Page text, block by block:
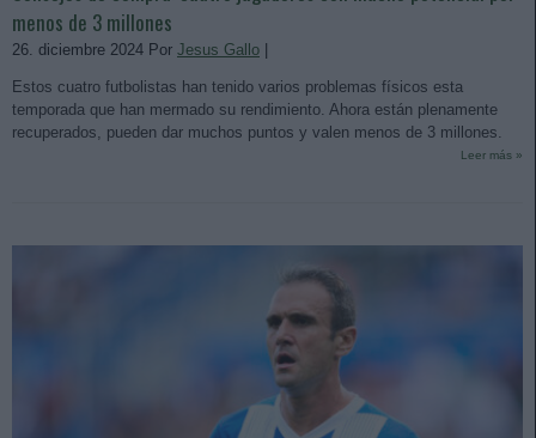
menos de 3 millones
26. diciembre 2024 Por Jesus Gallo
Estos cuatro futbolistas han tenido varios problemas físicos esta
temporada que han mermado su rendimiento. Ahora están plenamente
recuperados, pueden dar muchos puntos y valen menos de 3 millones.
Leer más »